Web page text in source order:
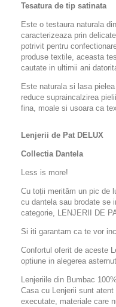
Tesatura de tip satinata
Este o testaura naturala
caracterizeaza prin
potrivit pentru
produse textile, aceasta
cautate in ultimii ani
Este naturala si lasa
reduce supraincalzirea
fina, moale si usoara ca
Lenjerii de Pat DELUX
Collectia Dantela
Less is more!
Cu toții merităm un pic de
cu dantela sau brodate se
categorie, LENJERII DE
Si iti garantam ca te vor
Confortul oferit de aceste
optiune in alegerea
Lenjeriile din Bumbac
Casa cu Lenjerii sunt
executate, materiale care